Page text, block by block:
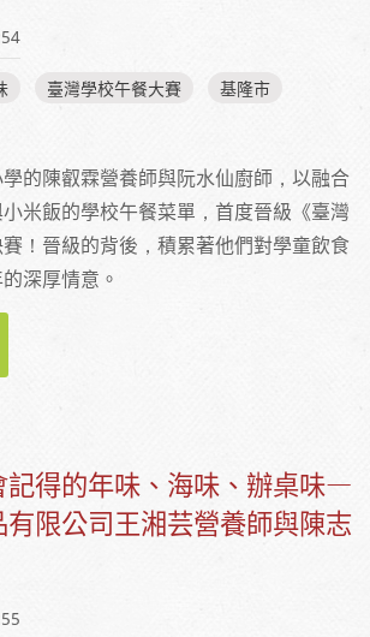
臺灣學校午餐大賽
基隆市
的陳叡霖營養師與阮水仙廚師，以融合
米飯的學校午餐菜單，首度晉級《臺灣
！晉級的背後，積累著他們對學童飲食
深厚情意。
—專訪基隆市八斗國民小學陳叡霖營養師
記得的年味、海味、辦桌味—
限公司王湘芸營養師與陳志